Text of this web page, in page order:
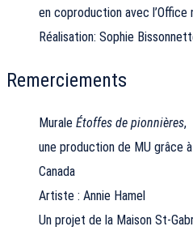
en coproduction avec l’Office
Réalisation: Sophie
Remerciements
Murale Étoffes de pionnières,
une production de MU grâce
Canada
Artiste : Annie Hamel
Un projet de la Maison St-